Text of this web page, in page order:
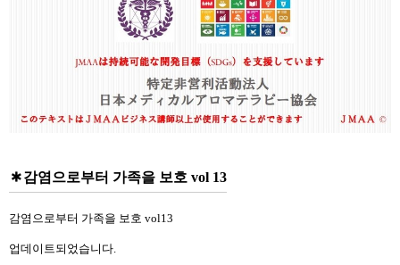
감염으로부터 가족을 보호 vol 13
감염으로부터 가족을 보호 vol13
업데이트되었습니다.